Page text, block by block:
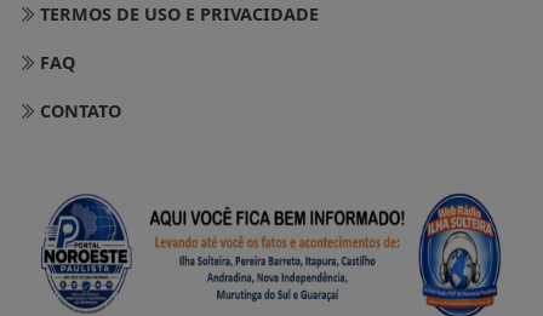
TERMOS DE USO E PRIVACIDADE
FAQ
CONTATO
Termos de Uso e Privacidade